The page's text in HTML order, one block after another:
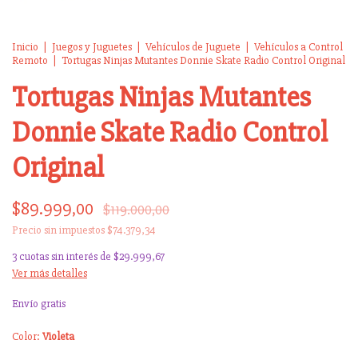
Inicio Juegos y Juguetes Vehículos de Juguete
Vehículos a Control
Remoto
Tortugas Ninjas Mutantes Donnie Skate Radio Control Original
Tortugas Ninjas Mutantes
Donnie Skate Radio Control
Original
$89.999,00 $119.000,00
Precio sin impuestos $74.379,34
3 cuotas sin interés de $29.999,67
Ver más detalles
Envío gratis
Color: Violeta